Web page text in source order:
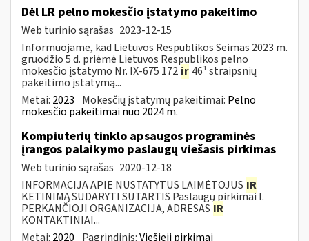
Dėl LR pelno mokesčio įstatymo pakeitimo
Web turinio sąrašas 2023-12-15
Informuojame, kad Lietuvos Respublikos Seimas 2023 m.
gruodžio 5 d. priėmė Lietuvos Respublikos pelno
mokesčio įstatymo Nr. IX-675 172 ir 46¹ straipsnių
pakeitimo įstatymą...
Metai: 2023 Mokesčių įstatymų pakeitimai: Pelno
mokesčio pakeitimai nuo 2024 m.
Kompiuterių tinklo apsaugos programinės
įrangos palaikymo paslaugų viešasis pirkimas
Web turinio sąrašas 2020-12-18
INFORMACIJA APIE NUSTATYTUS LAIMĖTOJUS IR
KETINIMĄ SUDARYTI SUTARTIS Paslaugų pirkimai I.
PERKANČIOJI ORGANIZACIJA, ADRESAS IR
KONTAKTINIAI...
Metai: 2020 Pagrindinis:Viešieji pirkimai